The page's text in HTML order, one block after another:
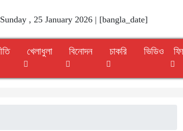
Sunday , 25 January 2026 | [bangla_date]
খেলাধুলা বিনোদন চাকরি ভিডিও